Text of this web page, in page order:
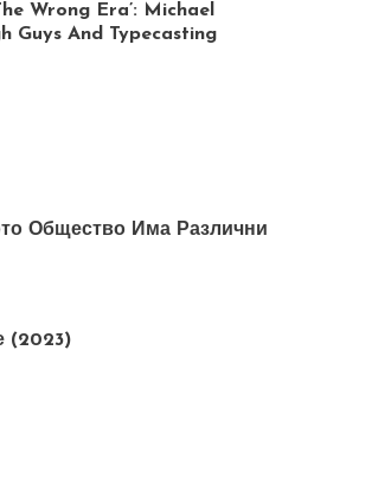
Wrong Era’: Michael
Guys And Typecasting
Общество Има Различни
(2023)